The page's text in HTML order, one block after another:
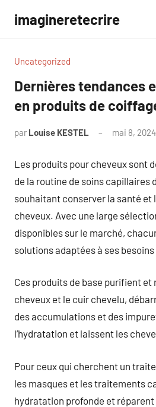
contenu
imagineretecrire
Uncategorized
Dernières tendances
en produits de
par Louise KESTEL mai 8, 2024
Les produits pour cheveux sont
de la routine de soins capillaires
souhaitant conserver la santé et
cheveux. Avec une large
disponibles sur le marché,
solutions adaptées à ses
Ces produits de base purifient
cheveux et le cuir chevelu,
des accumulations et des
l’hydratation et laissent les
Pour ceux qui cherchent un
les masques et les traitements
hydratation profonde et